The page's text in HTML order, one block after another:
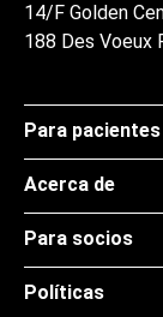
14/F Golden
188 Des Voeux
Para pacientes
Acerca de
Para socios
Políticas